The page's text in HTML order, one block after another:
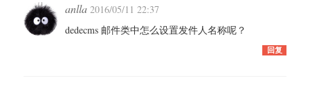
anlla 2016/05/11 22:37
dedecms 邮件类中怎么设置发件人名称呢？
回复